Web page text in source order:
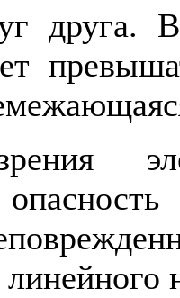
друга.